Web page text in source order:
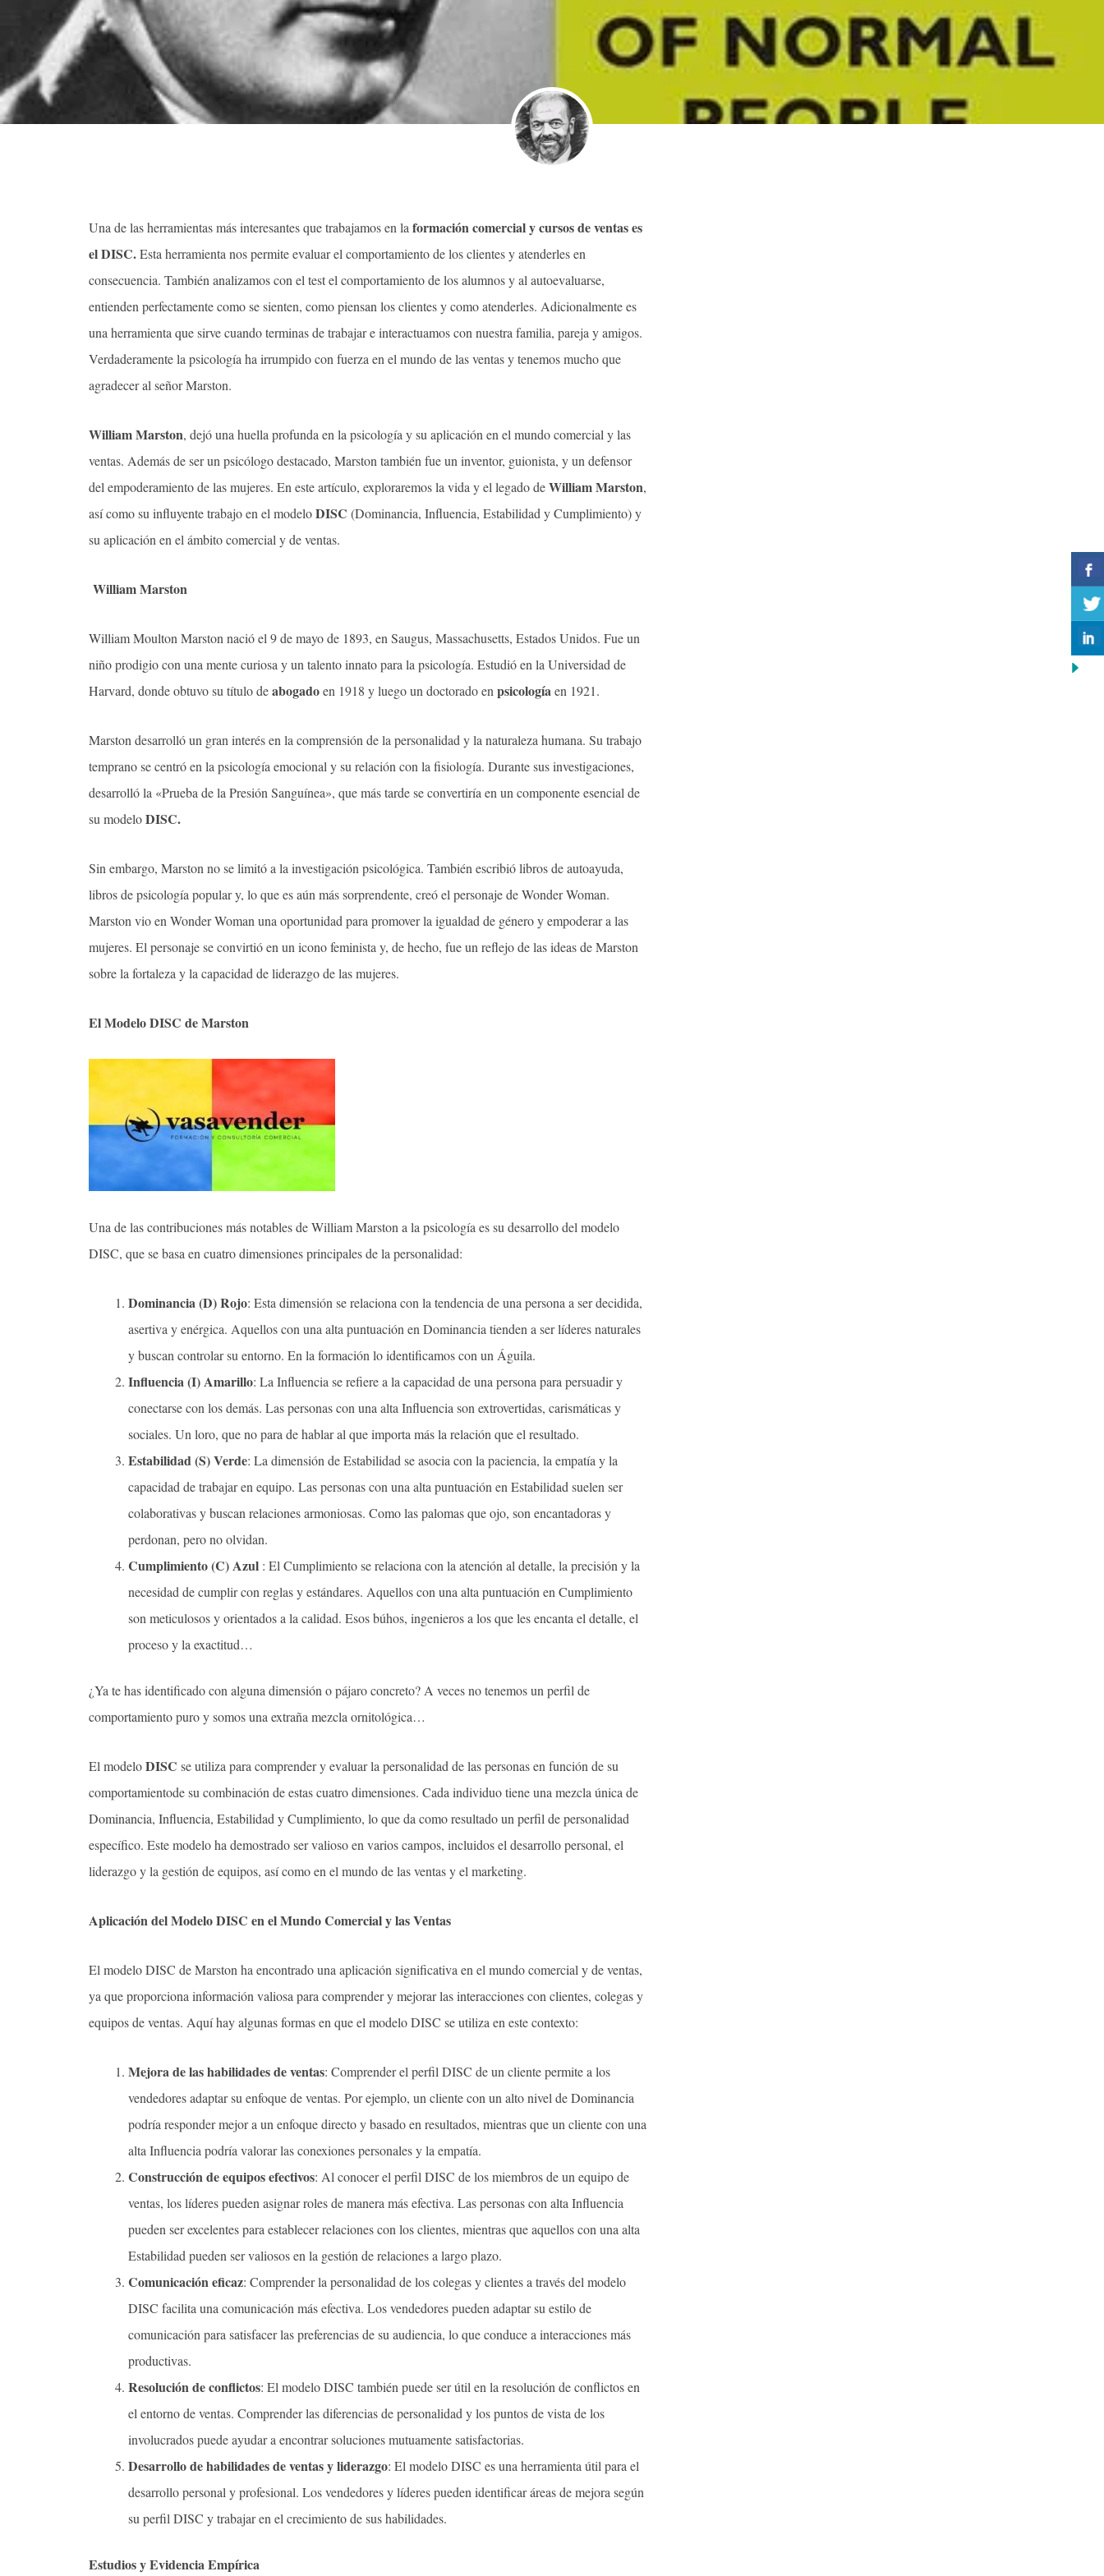
Una de las herramientas más interesantes que trabajamos en la formación comercial y cursos de ventas es
el DISC.Esta herramienta nos permite evaluar el comportamiento de los clientes y atenderles en
consecuencia. También analizamos con el test el comportamiento de los alumnos y al autoevaluarse,
entienden perfectamente como se sienten, como piensan los clientes y como atenderles. Adicionalmente es
una herramienta que sirve cuando terminas de trabajar e interactuamos con nuestra familia, pareja y amigos.
Verdaderamente la psicología ha irrumpido con fuerza en el mundo de las ventas y tenemos mucho que
agradecer al señor Marston.
William Marston, dejó una huella profunda en la psicología y su aplicación en el mundo comercial y las
ventas. Además de ser un psicólogo destacado, Marston también fue un inventor, guionista, y un defensor
del empoderamiento de las mujeres. En este artículo, exploraremos la vida y el legado deWilliam Marston,
así como su influyente trabajo en el modeloDISC (Dominancia, Influencia, Estabilidad y Cumplimiento) y
su aplicación en el ámbito comercial y de ventas.
William Marston
William Moulton Marston nació el 9 de mayo de 1893, en Saugus, Massachusetts, Estados Unidos. Fue un
niño prodigio con una mente curiosa y un talento innato para la psicología. Estudió en la Universidad de
Harvard, donde obtuvo su título deabogadoen 1918 y luego un doctorado en psicologíaen 1921.
Marston desarrolló un gran interés en la comprensión de la personalidad y la naturaleza humana. Su trabajo
temprano se centró en la psicología emocional y su relación con la fisiología. Durante sus investigaciones,
desarrolló la «Prueba de la Presión Sanguínea», que más tarde se convertiría en un componente esencial de
su modeloDISC.
Sin embargo, Marston no se limitó a la investigación psicológica. También escribió libros de autoayuda,
libros de psicología popular y, lo que es aún más sorprendente, creó el personaje de Wonder Woman.
Marston vio en Wonder Woman una oportunidad para promover la igualdad de género y empoderar a las
mujeres. El personaje se convirtió en un icono feminista y, de hecho, fue un reflejo de las ideas de Marston
sobre la fortaleza y la capacidad de liderazgo de las mujeres.
El Modelo DISC de Marston
Una de las contribuciones más notables de William Marston a la psicología es su desarrollo del modelo
DISC, que se basa en cuatro dimensiones principales de la personalidad:
Dominancia (D) Rojo: Esta dimensión se relaciona con la tendencia de una persona a ser decidida,
asertiva y enérgica. Aquellos con una alta puntuación en Dominancia tienden a ser líderes naturales
y buscan controlar su entorno. En la formación lo identificamos con un Águila.
Influencia (I) Amarillo: La Influencia se refiere a la capacidad de una persona para persuadir y
conectarse con los demás. Las personas con una alta Influencia son extrovertidas, carismáticas y
sociales. Un loro, que no para de hablar al que importa más la relación que el resultado.
Estabilidad (S) Verde: La dimensión de Estabilidad se asocia con la paciencia, la empatía y la
capacidad de trabajar en equipo. Las personas con una alta puntuación en Estabilidad suelen ser
colaborativas y buscan relaciones armoniosas. Como las palomas que ojo, son encantadoras y
perdonan, pero no olvidan.
Cumplimiento (C) Azul : El Cumplimiento se relaciona con la atención al detalle, la precisión y la
necesidad de cumplir con reglas y estándares. Aquellos con una alta puntuación en Cumplimiento
son meticulosos y orientados a la calidad. Esos búhos, ingenieros a los que les encanta el detalle, el
proceso y la exactitud…
¿Ya te has identificado con alguna dimensión o pájaro concreto? A veces no tenemos un perfil de
comportamiento puro y somos una extraña mezcla ornitológica…
El modeloDISC se utiliza para comprender y evaluar la personalidad de las personas en función de su
comportamientode su combinación de estas cuatro dimensiones. Cada individuo tiene una mezcla única de
Dominancia, Influencia, Estabilidad y Cumplimiento, lo que da como resultado un perfil de personalidad
específico. Este modelo ha demostrado ser valioso en varios campos, incluidos el desarrollo personal, el
liderazgo y la gestión de equipos, así como en el mundo de las ventas y el marketing.
Aplicación del Modelo DISC en el Mundo Comercial y las Ventas
El modelo DISC de Marston ha encontrado una aplicación significativa en el mundo comercial y de ventas,
ya que proporciona información valiosa para comprender y mejorar las interacciones con clientes, colegas y
equipos de ventas. Aquí hay algunas formas en que el modelo DISC se utiliza en este contexto:
Mejora de las habilidades de ventas: Comprender el perfil DISC de un cliente permite a los
vendedores adaptar su enfoque de ventas. Por ejemplo, un cliente con un alto nivel de Dominancia
podría responder mejor a un enfoque directo y basado en resultados, mientras que un cliente con una
alta Influencia podría valorar las conexiones personales y la empatía.
Construcción de equipos efectivos: Al conocer el perfil DISC de los miembros de un equipo de
ventas, los líderes pueden asignar roles de manera más efectiva. Las personas con alta Influencia
pueden ser excelentes para establecer relaciones con los clientes, mientras que aquellos con una alta
Estabilidad pueden ser valiosos en la gestión de relaciones a largo plazo.
Comunicación eficaz: Comprender la personalidad de los colegas y clientes a través del modelo
DISC facilita una comunicación más efectiva. Los vendedores pueden adaptar su estilo de
comunicación para satisfacer las preferencias de su audiencia, lo que conduce a interacciones más
productivas.
Resolución de conflictos: El modelo DISC también puede ser útil en la resolución de conflictos en
el entorno de ventas. Comprender las diferencias de personalidad y los puntos de vista de los
involucrados puede ayudar a encontrar soluciones mutuamente satisfactorias.
Desarrollo de habilidades de ventas y liderazgo: El modelo DISC es una herramienta útil para el
desarrollo personal y profesional. Los vendedores y líderes pueden identificar áreas de mejora según
su perfil DISC y trabajar en el crecimiento de sus habilidades.
Estudios y Evidencia Empírica